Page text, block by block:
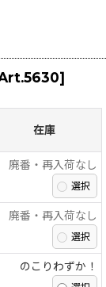
]
在庫
廃番・再入荷なし
廃番・再入荷なし
のこりわずか！